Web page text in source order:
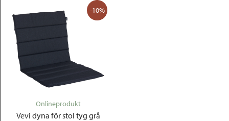
-10%
Vevi dyna för stol tyg grå
Onlineprodukt